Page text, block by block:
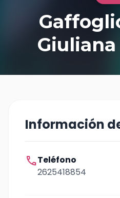
Información
callTeléfono
2625418854